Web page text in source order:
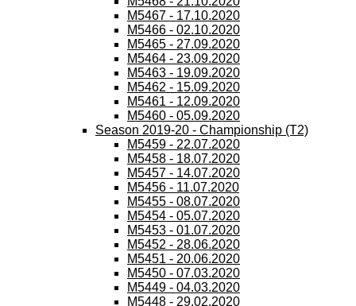
M5467 - 17.10.2020
M5466 - 02.10.2020
M5465 - 27.09.2020
M5464 - 23.09.2020
M5463 - 19.09.2020
M5462 - 15.09.2020
M5461 - 12.09.2020
M5460 - 05.09.2020
Season 2019-20 - Championship (T2)
M5459 - 22.07.2020
M5458 - 18.07.2020
M5457 - 14.07.2020
M5456 - 11.07.2020
M5455 - 08.07.2020
M5454 - 05.07.2020
M5453 - 01.07.2020
M5452 - 28.06.2020
M5451 - 20.06.2020
M5450 - 07.03.2020
M5449 - 04.03.2020
M5448 - 29.02.2020